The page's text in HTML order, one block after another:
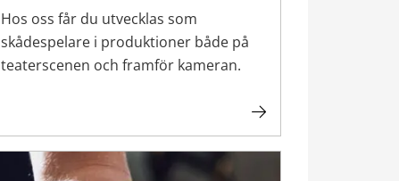
Hos oss får du utvecklas som
skådespelare i produktioner både på
teaterscenen och framför kameran.